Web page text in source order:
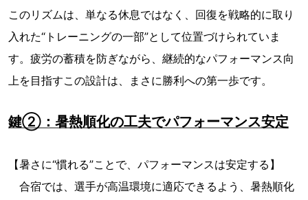
このリズムは、単なる休息ではなく、回復を戦略的に取り
入れた“トレーニングの一部”として位置づけられていま
す。疲労の蓄積を防ぎながら、継続的なパフォーマンス向
上を目指すこの設計は、まさに勝利への第一歩です。
鍵②：暑熱順化の工夫でパフォーマンス安定
【暑さに“慣れる”ことで、パフォーマンスは安定する】
合宿では、選手が高温環境に適応できるよう、暑熱順化